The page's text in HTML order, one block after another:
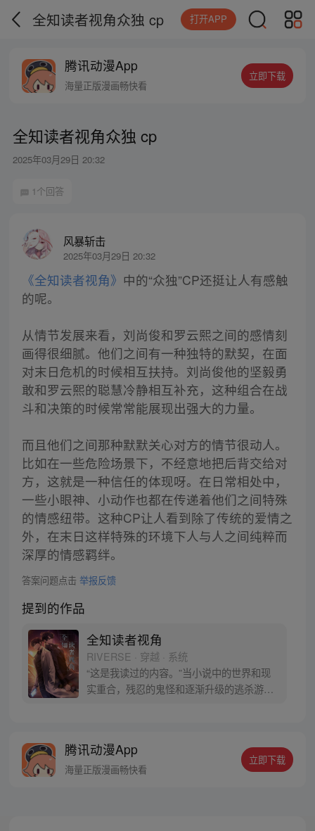
全知读者视角众独 cp 打开APP
腾讯动漫App
海量正版漫画畅快看
立即下载
全知读者视角众独 cp
2025年03月29日 20:32
1个回答
风暴斩击
2025年03月29日 20:32
《全知读者视角》 中的“众独”CP还挺让人有感触
的呢。
从情节发展来看，刘尚俊和罗云熙之间的感情刻
画得很细腻。他们之间有一种独特的默契，在面
对末日危机的时候相互扶持。刘尚俊他的坚毅勇
敢和罗云熙的聪慧冷静相互补充，这种组合在战
斗和决策的时候常常能展现出强大的力量。
而且他们之间那种默默关心对方的情节很动人。
比如在一些危险场景下，不经意地把后背交给对
方，这就是一种信任的体现呀。在日常相处中，
一些小眼神、小动作也都在传递着他们之间特殊
的情感纽带。这种CP让人看到除了传统的爱情之
外，在末日这样特殊的环境下人与人之间纯粹而
深厚的情感羁绊。
答案问题点击 举报反馈
提到的作品
全知读者视角
RIVERSE · 穿越 · 系统
“这是我读过的内容。”当小说中的世界和现
实重合，残忍的鬼怪和逐渐升级的逃杀游戏
备愈发明显，神秘的背后星们也加入乱局。
金独子将做出如何的选择，故事将会有怎样
腾讯动漫App
海量正版漫画畅快看
立即下载